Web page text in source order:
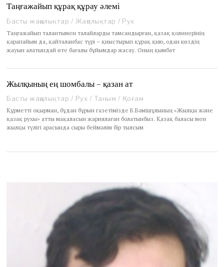
b
e
r
1
,
0
Таңғажайып құрақ құрау әлемі
Басты жаңалықтар / Жаңалықтар / Рух
Таңғажайып талантымен талайларды тамсандырған, қазақ қолөнерінің
қарапайым да, қайталанбас түрі – қиыстырып құрақ қию, одан көздің
жауын алатындай өте бағалы бұйымдар жасау. Оның қымбат
Жылқының ең шомбалы – қазан ат
Басты жаңалықтар / Рух / Таным / Қоғам
Құрметті оқырман, бұдан бұрын газетімізде Б.Бәмішұлының «Жылқы және
қазақ рухы» атты мақаласын жариялаған болатынбыз. Қазақ баласы мен
жылқы түлігі арасында сыры беймәлім бір тылсым